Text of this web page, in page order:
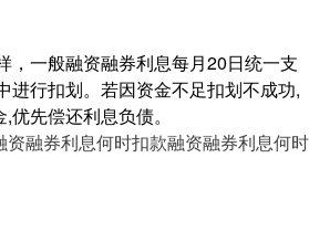
，一般融资融券利息每月20日统一支
进行扣划。若因资金不足扣划不成功,
先偿还利息负债。
资融券利息何时扣款融资融券利息何时